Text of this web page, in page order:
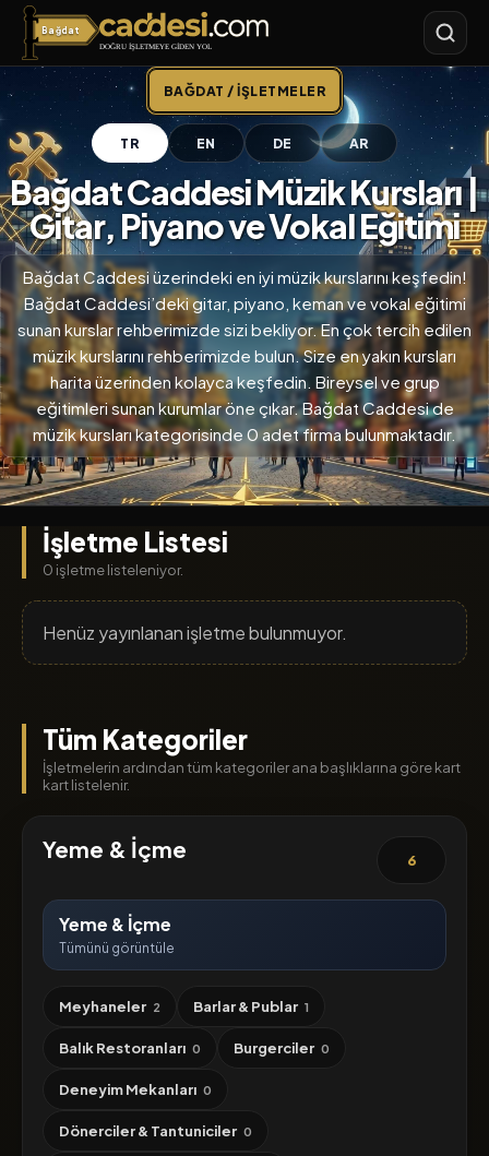
Bağdat
Bağdat Caddesi
BAĞDAT / İŞLETMELER
TR EN DE AR
Bağdat Caddesi Müzik Kursları |
Gitar, Piyano ve Vokal Eğitimi
Bağdat Caddesi üzerindeki en iyi müzik kurslarını keşfedin!
Bağdat Caddesi’deki gitar, piyano, keman ve vokal eğitimi
sunan kurslar rehberimizde sizi bekliyor. En çok tercih edilen
müzik kurslarını rehberimizde bulun. Size en yakın kursları
harita üzerinden kolayca keşfedin. Bireysel ve grup
eğitimleri sunan kurumlar öne çıkar. Bağdat Caddesi de
müzik kursları kategorisinde 0 adet firma bulunmaktadır.
İşletme Listesi
0 işletme listeleniyor.
Henüz yayınlanan işletme bulunmuyor.
Tüm Kategoriler
İşletmelerin ardından tüm kategoriler ana başlıklarına göre kart
kart listelenir.
Yeme & İçme 6
Yeme & İçme
Tümünü görüntüle
Meyhaneler 2 Barlar & Publar 1
Balık Restoranları 0 Burgerciler 0
Deneyim Mekanları 0
Dönerciler & Tantuniciler 0